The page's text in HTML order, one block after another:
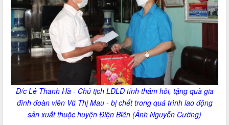
Đ/c Lê Thanh Hà - Chủ tịch LĐLĐ tỉnh thăm hỏi, tặng quà gia
đình đoàn viên Vũ Thị Mau - bị chết trong quá trình lao động
sản xuất thuộc huyện Điện Biên (Ảnh Nguyễn Cường)